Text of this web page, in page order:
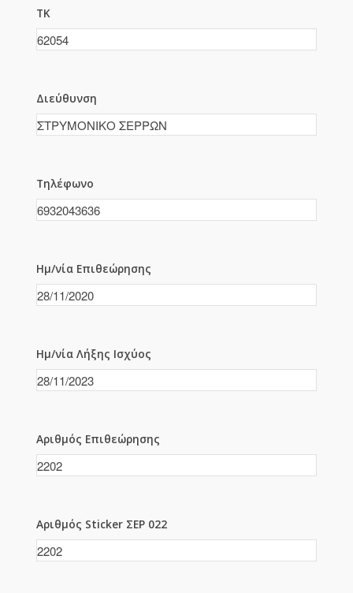
ΤΚ
Διεύθυνση
Τηλέφωνο
Ημ/νία Επιθεώρησης
Ημ/νία Λήξης Ισχύος
Αριθμός Επιθεώρησης
Αριθμός Sticker ΣΕΡ 022